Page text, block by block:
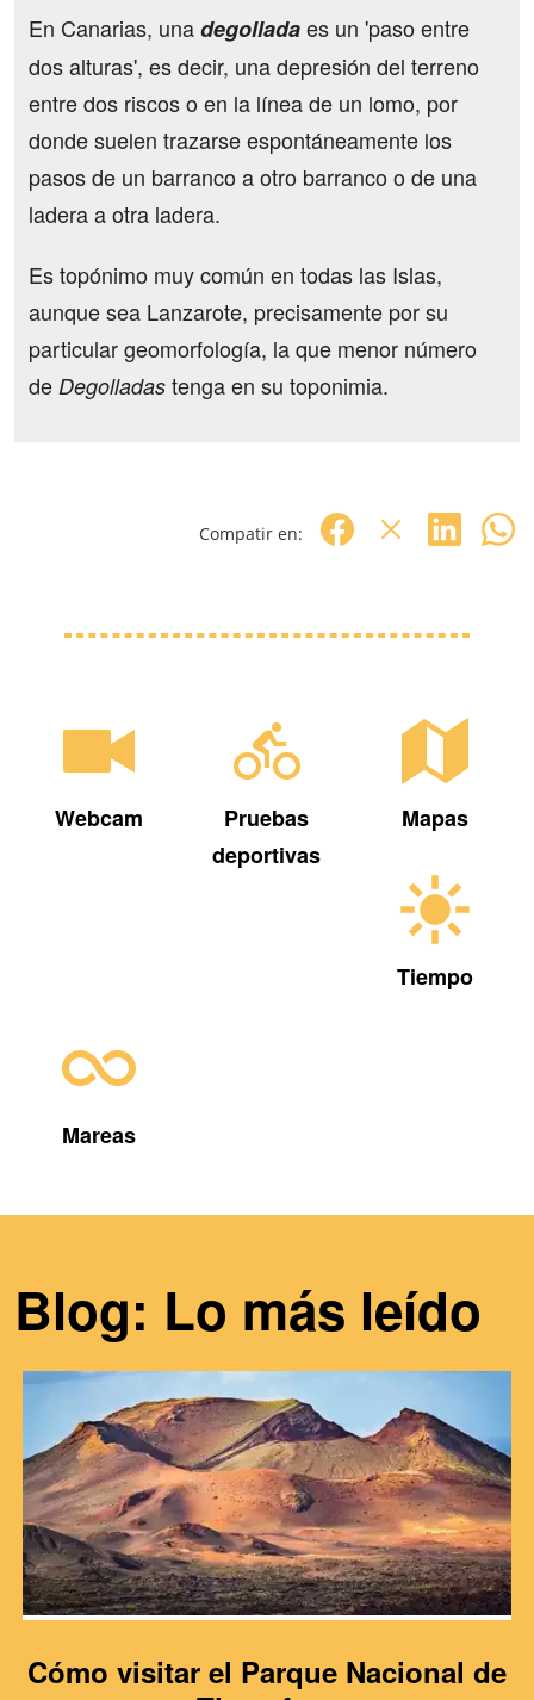
En Canarias, unadegolladaes un 'paso entre
dos alturas', es decir, una depresión del terreno
entre dos riscos o en la línea de un lomo, por
donde suelen trazarse espontáneamente los
pasos de un barranco a otro barranco o de una
ladera a otra ladera.
Es topónimo muy común en todas las Islas,
aunque sea Lanzarote, precisamente por su
particular geomorfología, la que menor número
de Degolladas tenga en su toponimia.
Compatir en:
Webcam
Pruebas
deportivas
Mapas
Tiempo
Mareas
Blog: Lo más leído
Cómo visitar el Parque Nacional de